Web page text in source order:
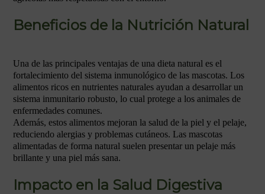
Beneficios de la Nutrición Natural
Una de las principales ventajas de una dieta natural es el
fortalecimiento del sistema inmunológico de las mascotas. Los
alimentos ricos en nutrientes naturales ayudan a desarrollar un
sistema inmunitario robusto, lo cual protege a los animales de
enfermedades comunes.
Además, estos alimentos mejoran la salud de la piel y el pelaje,
reduciendo alergias y problemas cutáneos. Las mascotas
alimentadas de forma natural suelen presentar un pelaje más
brillante y una piel más sana.
Impacto en la Salud Digestiva